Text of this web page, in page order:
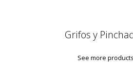
Grifos y
See more products